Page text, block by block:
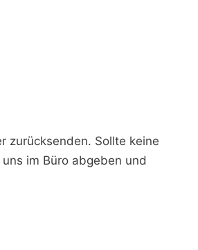
zurücksenden. Sollte keine
im Büro abgeben und